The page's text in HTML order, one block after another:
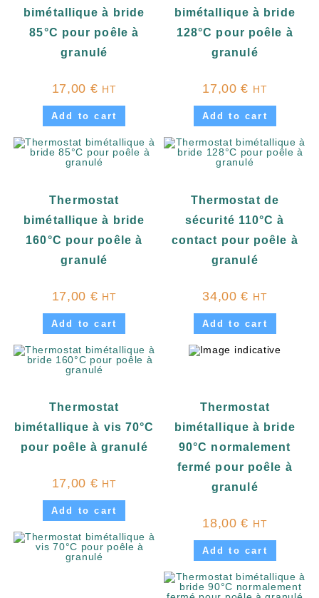
bimétallique à bride
85°C pour poêle à
granulé
17,00 € HT
Add to cart
bimétallique à bride
128°C pour poêle à
granulé
17,00€ HT
Add to cart
Thermostat
bimétallique à bride
160°C pour poêle à
granulé
17,00 € HT
Add to cart
Thermostat de
sécurité 110°C à
contact pour poêle à
granulé
34,00€ HT
Add to cart
Thermostat
bimétallique à vis 70°C
pour poêle à granulé
17,00 € HT
Add to cart
Thermostat
bimétallique à bride
90°C normalement
fermé pour poêle à
granulé
18,00€ HT
Add to cart